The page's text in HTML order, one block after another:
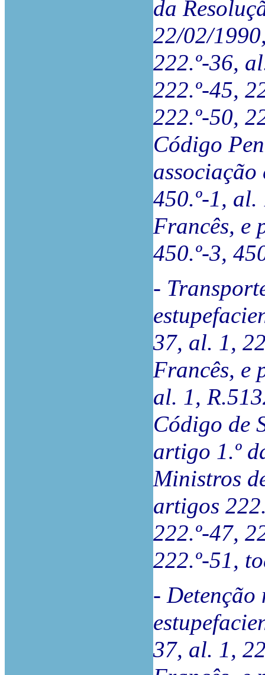
da
22/02/
222.º-36,
222.º-45,
222.º-50,
Código
450.º-1,
Francês, e
450.º-3,
-
37, al. 1,
Francês, e
al. 1,
Código de
artigo 1.º
Ministros
artigos
222.º-47,
222.º-51,
- Detenção
37, al. 1,